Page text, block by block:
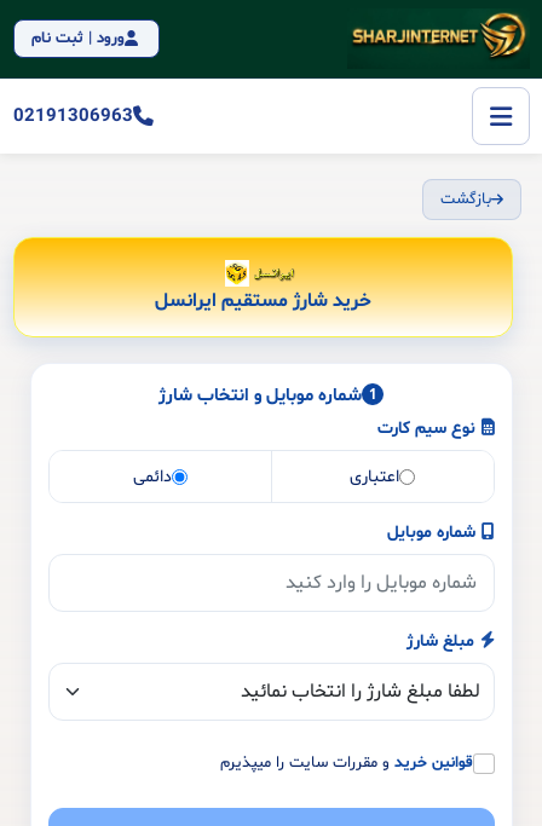
ورود | ثبت نام
02191306963
بازگشت
خرید شارژ مستقیم ایرانسل
1 شماره موبایل و انتخاب شارژ
نوع سیم کارت
اعتباری دائمی
شماره موبایل
مبلغ شارژ
قوانین خرید و مقررات سایت را میپذیرم